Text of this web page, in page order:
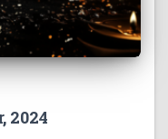
2024